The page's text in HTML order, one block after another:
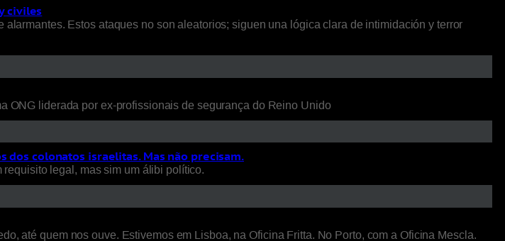
civiles
Estos ataques no son aleatorios; siguen una lógica clara de intimidación y terror
ONG liderada por ex-profissionais de segurança do Reino Unido
colonatos israelitas. Mas não precisam.
legal, mas sim um álibi político.
até quem nos ouve. Estivemos em Lisboa, na Oficina Fritta. No Porto, com a Oficina Mescla.